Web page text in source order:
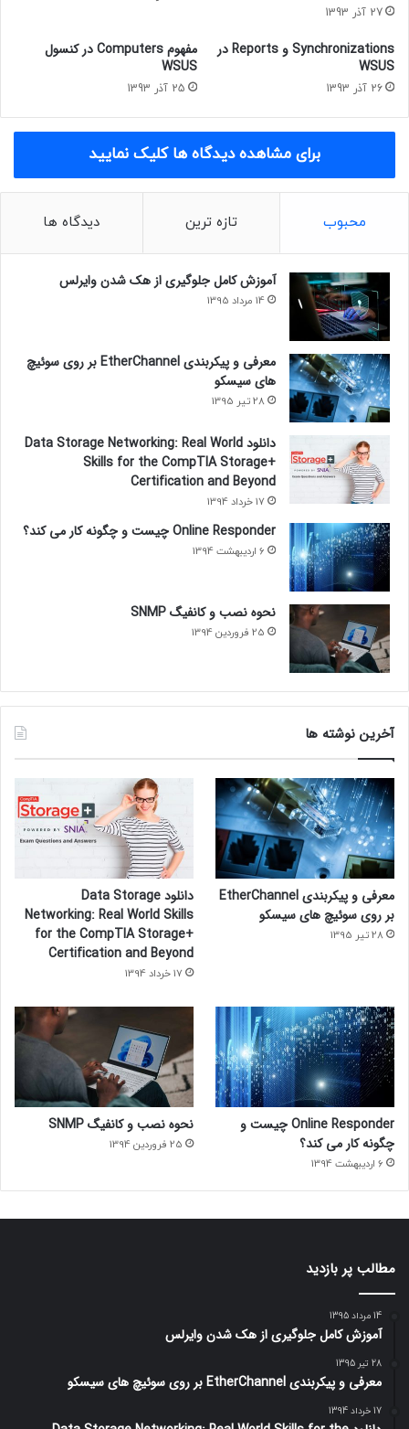
27 آذر 1393
Synchronizations و Reports در
WSUS
26 آذر 1393
مفهوم Computers در کنسول
WSUS
25 آذر 1393
برای مشاهده دیدگاه ها کلیک نمایید
محبوب تازه ترین دیدگاه ها
آموزش کامل جلوگیری از هک شدن وایرلس
14 مرداد 1395
معرفی و پیکربندی EtherChannel بر روی سوئیچ
های سیسکو
28 تیر 1395
دانلود Data Storage Networking: Real World
Skills for the CompTIA Storage+
Certification and Beyond
17 خرداد 1394
Online Responder چیست و چگونه کار می کند؟
6 اردیبهشت 1394
نحوه نصب و کانفیگ SNMP
25 فروردین 1394
آخرین نوشته ها
معرفی و پیکربندی EtherChannel
بر روی سوئیچ های سیسکو
28 تیر 1395
دانلود Data Storage
Networking: Real World Skills
for the CompTIA Storage+
Certification and Beyond
17 خرداد 1394
Online Responder چیست و
چگونه کار می کند؟
6 اردیبهشت 1394
نحوه نصب و کانفیگ SNMP
25 فروردین 1394
مطالب پر بازدید
14 مرداد 1395
آموزش کامل جلوگیری از هک شدن وایرلس
28 تیر 1395
معرفی و پیکربندی EtherChannel بر روی سوئیچ های سیسکو
17 خرداد 1394